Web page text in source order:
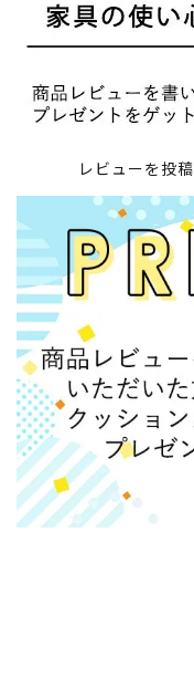
レビューを投